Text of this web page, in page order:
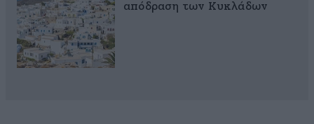
απόδραση των Κυκλάδων